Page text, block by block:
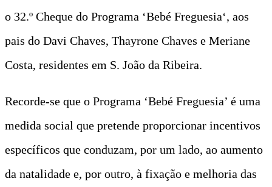
o 32.º Cheque do Programa ‘Bebé Freguesia‘, aos
pais do Davi Chaves, Thayrone Chaves e Meriane
Costa, residentes em S. João da Ribeira.
Recorde-se que o Programa ‘Bebé Freguesia’ é uma
medida social que pretende proporcionar incentivos
específicos que conduzam, por um lado, ao aumento
da natalidade e, por outro, à fixação e melhoria das